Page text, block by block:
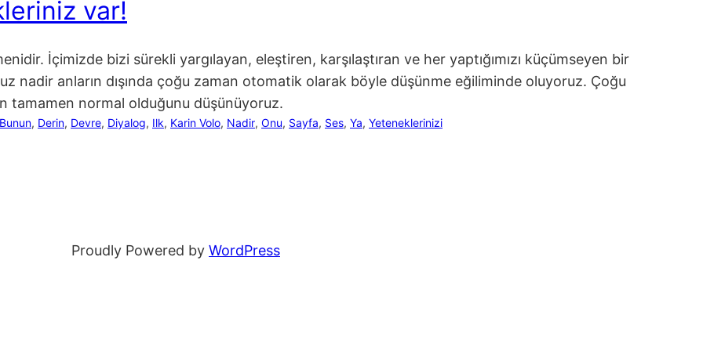
var!
İçimizde bizi sürekli yargılayan, eleştiren, karşılaştıran ve her yaptığımızı küçümseyen bir
nadir anların dışında çoğu zaman otomatik olarak böyle düşünme eğiliminde oluyoruz. Çoğu
tamamen normal olduğunu düşünüyoruz.
Bunun, Derin, Devre, Diyalog, Ilk, Karin Volo, Nadir, Onu, Sayfa, Ses, Ya, Yeteneklerinizi
Proudly Powered by WordPress